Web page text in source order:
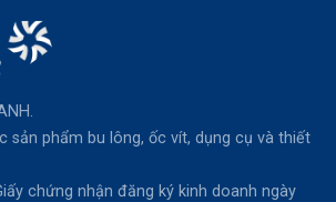
sản phẩm bu lông, ốc vít, dụng cụ và thiết
chứng nhận đăng ký kinh doanh ngày